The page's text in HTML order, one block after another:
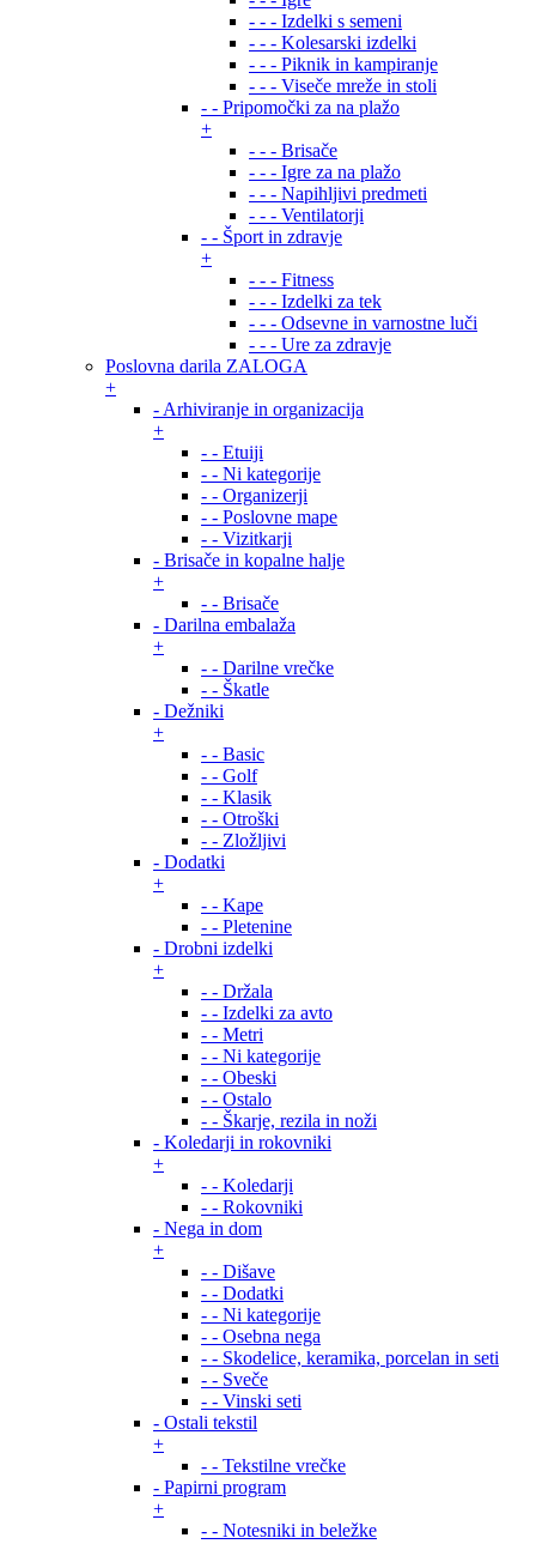
- - - Izdelki s semeni
- - - Kolesarski izdelki
- - - Piknik in kampiranje
- - - Viseče mreže in stoli
- - Pripomočki za na plažo
+
- - - Brisače
- - - Igre za na plažo
- - - Napihljivi predmeti
- - - Ventilatorji
- - Šport in zdravje
+
- - - Fitness
- - - Izdelki za tek
- - - Odsevne in varnostne luči
- - - Ure za zdravje
Poslovna darila ZALOGA
+
- Arhiviranje in organizacija
+
- - Etuiji
- - Ni kategorije
- - Organizerji
- - Poslovne mape
- - Vizitkarji
- Brisače in kopalne halje
+
- - Brisače
- Darilna embalaža
+
- - Darilne vrečke
- - Škatle
- Dežniki
+
- - Basic
- - Golf
- - Klasik
- - Otroški
- - Zložljivi
- Dodatki
+
- - Kape
- - Pletenine
- Drobni izdelki
+
- - Držala
- - Izdelki za avto
- - Metri
- - Ni kategorije
- - Obeski
- - Ostalo
- - Škarje, rezila in noži
- Koledarji in rokovniki
+
- - Koledarji
- - Rokovniki
- Nega in dom
+
- - Dišave
- - Dodatki
- - Ni kategorije
- - Osebna nega
- - Skodelice, keramika, porcelan in seti
- - Sveče
- - Vinski seti
- Ostali tekstil
+
- - Tekstilne vrečke
- Papirni program
+
- - Notesniki in beležke